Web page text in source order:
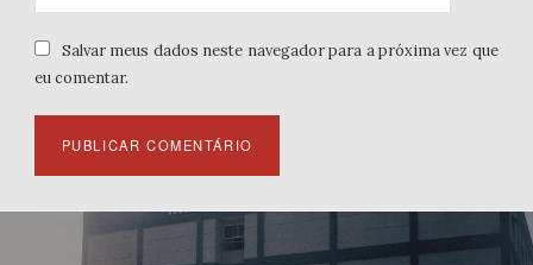
Salvar meus dados neste navegador para a próxima vez que
eu comentar.
Navegação